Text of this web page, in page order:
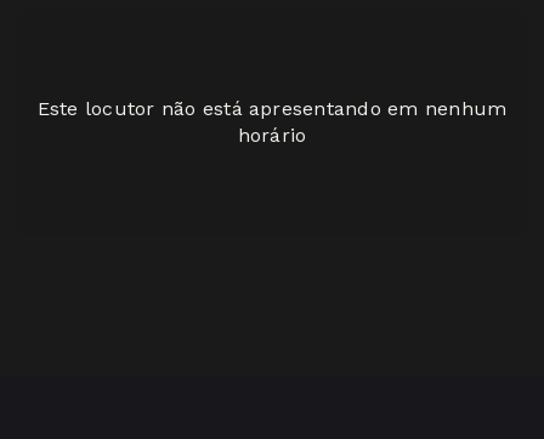
Este locutor não está apresentando em nenhum
horário